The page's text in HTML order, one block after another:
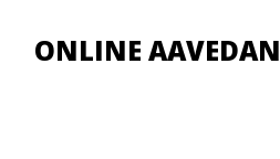
ONLINE AAVEDAN